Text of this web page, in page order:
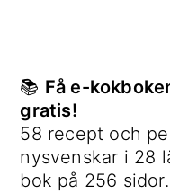
📚 Få e-
gratis!
58 recept och
nysvenskar i 28
bok på 256 sidor.